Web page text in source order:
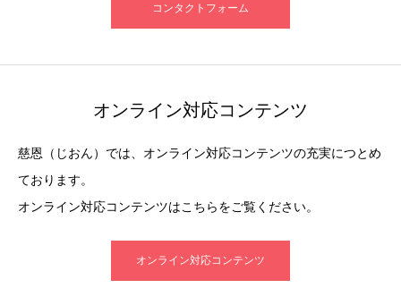
コンタクトフォーム
オンライン対応コンテンツ
慈恩（じおん）では、オンライン対応コンテンツの充実につとめ
ております。
オンライン対応コンテンツはこちらをご覧ください。
オンライン対応コンテンツ